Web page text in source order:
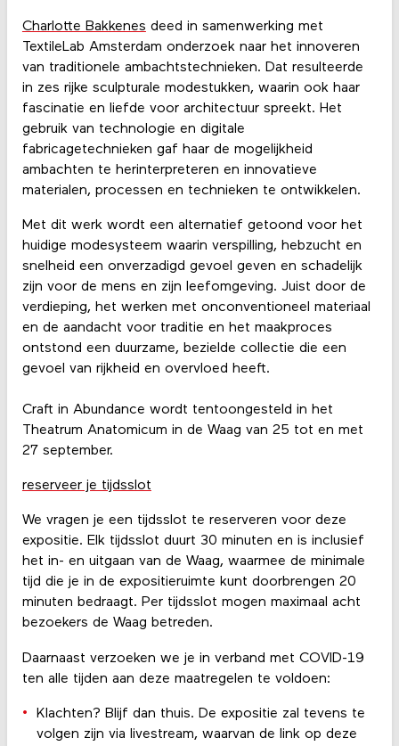
Charlotte Bakkenes deed in samenwerking met
TextileLab Amsterdam onderzoek naar het innoveren
van traditionele ambachtstechnieken. Dat resulteerde
in zes rijke sculpturale modestukken, waarin ook haar
fascinatie en liefde voor architectuur spreekt. Het
gebruik van technologie en digitale
fabricagetechnieken gaf haar de mogelijkheid
ambachten te herinterpreteren en innovatieve
materialen, processen en technieken te ontwikkelen.
Met dit werk wordt een alternatief getoond voor het
huidige modesysteem waarin verspilling, hebzucht en
snelheid een onverzadigd gevoel geven en schadelijk
zijn voor de mens en zijn leefomgeving. Juist door de
verdieping, het werken met onconventioneel materiaal
en de aandacht voor traditie en het maakproces
ontstond een duurzame, bezielde collectie die een
gevoel van rijkheid en overvloed heeft.
Craft in Abundance wordt tentoongesteld in het
Theatrum Anatomicum in de Waag van 25 tot en met
27 september.
reserveer je tijdsslot
We vragen je een tijdsslot te reserveren voor deze
expositie. Elk tijdsslot duurt 30 minuten en is inclusief
het in- en uitgaan van de Waag, waarmee de minimale
tijd die je in de expositieruimte kunt doorbrengen 20
minuten bedraagt. Per tijdsslot mogen maximaal acht
bezoekers de Waag betreden.
Daarnaast verzoeken we je in verband met COVID-19
ten alle tijden aan deze maatregelen te voldoen:
Klachten? Blijf dan thuis. De expositie zal tevens te
volgen zijn via livestream, waarvan de link op deze